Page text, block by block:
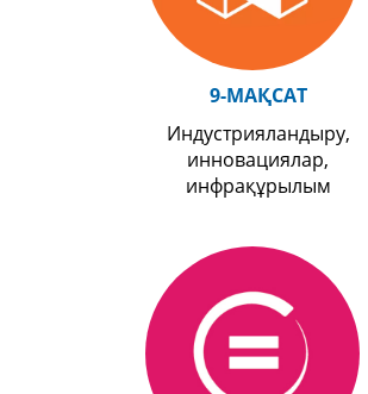
9-МАҚСАТ
Индустрияландыру,
инновациялар,
инфрақұрылым